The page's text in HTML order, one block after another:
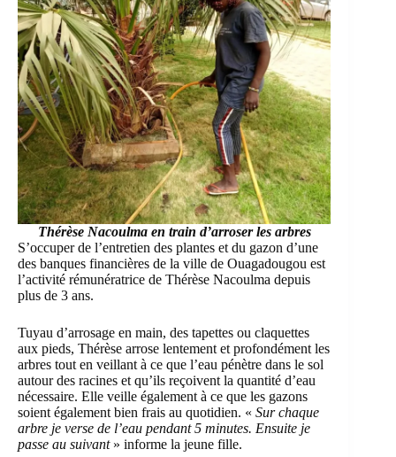
Thérèse Nacoulmaen train d’arroser les arbres
S’occuper de l’entretien des plantes et du gazon d’une
des banques financières de la ville de Ouagadougou est
l’activité rémunératrice de Thérèse Nacoulma depuis
plus de 3 ans.
Tuyau d’arrosage en main, des tapettes ou claquettes
aux pieds, Thérèse arrose lentement et profondément les
arbres tout en veillant à ce que l’eau pénètre dans le sol
autour des racines et qu’ils reçoivent la quantité d’eau
nécessaire. Elle veille également à ce que les gazons
soient également bien frais au quotidien. « Sur chaque
arbre je verse de l’eau pendant 5 minutes. Ensuite je
passe au suivant» informe la jeune fille.